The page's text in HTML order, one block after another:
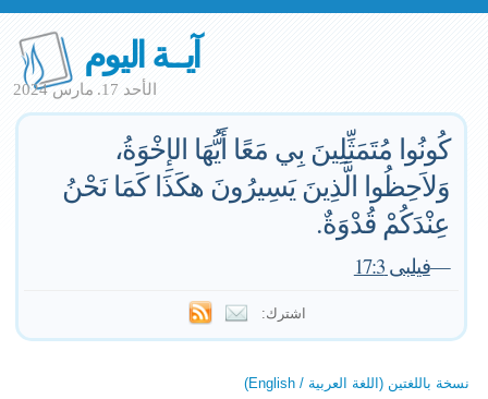
آيــة اليوم
الأحد 17. مارس 2024
كُونُوا مُتَمَثِّلِينَ بِي مَعًا أَيُّهَا الإِخْوَةُ،
وَلاَحِظُوا الَّذِينَ يَسِيرُونَ هكَذَا كَمَا نَحْنُ
عِنْدَكُمْ قُدْوَةٌ.
—فيلبى 17:3
اشترك:
نسخة باللغتين (اللغة العربية / English)